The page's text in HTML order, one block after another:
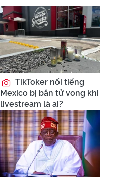
TikToker nổi tiếng
Mexico bị bắn tử vong khi
livestream là ai?